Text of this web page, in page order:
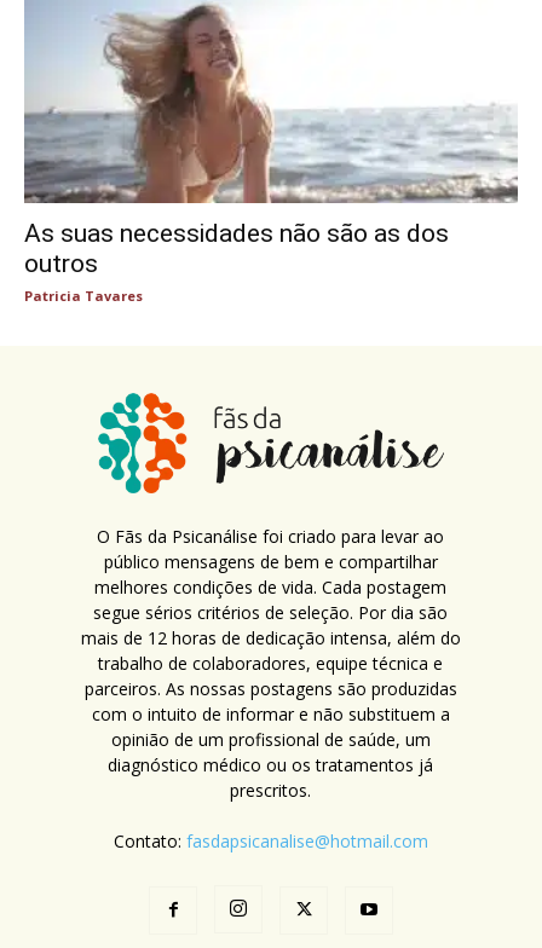
As suas necessidades não são as dos
outros
Patricia Tavares
O Fãs da Psicanálise foi criado para levar ao
público mensagens de bem e compartilhar
melhores condições de vida. Cada postagem
segue sérios critérios de seleção. Por dia são
mais de 12 horas de dedicação intensa, além do
trabalho de colaboradores, equipe técnica e
parceiros. As nossas postagens são produzidas
com o intuito de informar e não substituem a
opinião de um profissional de saúde, um
diagnóstico médico ou os tratamentos já
prescritos.
Contato: fasdapsicanalise@hotmail.com